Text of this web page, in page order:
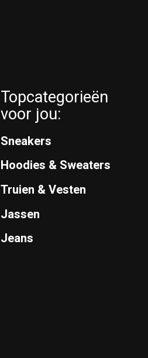
Topcategorieën
voor jou:
Sneakers
Hoodies & Sweaters
Truien & Vesten
Jassen
Jeans